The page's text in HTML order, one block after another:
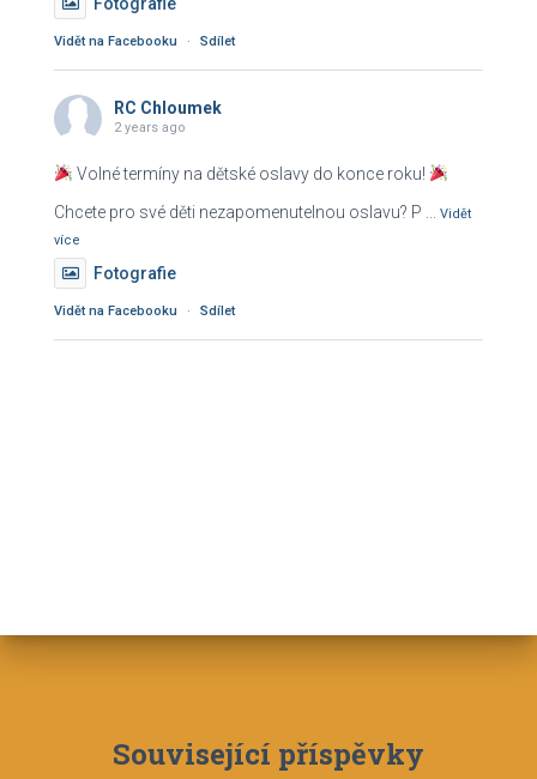
Vidět na Facebooku · Sdílet
RC Chloumek
2 years ago
Volné termíny na dětské oslavy do konce roku!
Chcete pro své děti nezapomenutelnou oslavu? P
Vidět
více
Fotografie
Vidět na Facebooku · Sdílet
Související příspěvky